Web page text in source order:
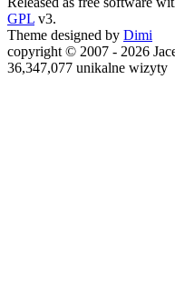
GPL v3.
Theme designed by Dimi
copyright © 2007 - 2026
36,347,077 unikalne wizyty